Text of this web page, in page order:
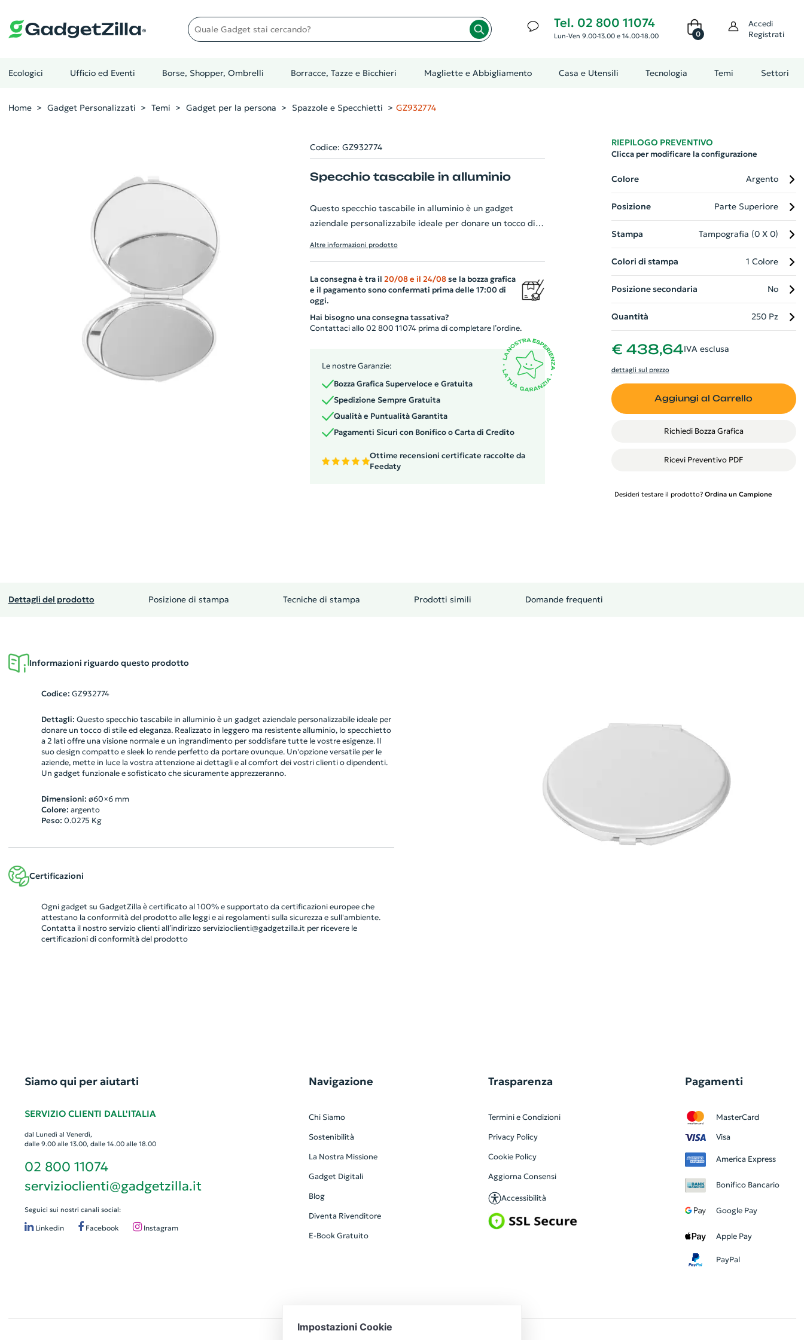
Quale gadget stai cercando? Tel. 02 800 11074
Lun-Ven 9.00-13.00 e 14.00-18.00 0
Accedi
Registrati
Ecologici Ufficio ed Eventi Borse, Shopper, Ombrelli Borracce, Tazze e Bicchieri Magliette e Abbigliamento Casa e Utensili Tecnologia Temi Settori
Home Gadget Personalizzati Temi Gadget per la persona Spazzole e Specchietti GZ932774
Codice: GZ932774
Specchio tascabile in alluminio
Questo specchio tascabile in alluminio è un gadget
aziendale personalizzabile ideale per donare un tocco di
esigenze. Il suo design compatto e sleek lo rende perfetto
da portare ovunque. Un'opzione versatile per le aziende,
mette in luce la vostra attenzione ai dettagli e al comfort
dei vostri clienti o dipendenti. Un gadget funzionale e
Altre informazioni prodotto
La consegna è tra il 20/08 e il 24/08se la bozza grafica
e il pagamento sono confermati prima delle 17:00 di
oggi.
Hai bisogno una consegna tassativa?
Contattaci allo 02 800 11074 prima di completare l’ordine.
Le nostre Garanzie:
Bozza Grafica Superveloce e Gratuita
Spedizione Sempre Gratuita
Qualità e Puntualità Garantita
Pagamenti Sicuri con Bonifico o Carta di Credito
Ottime recensioni certificate raccolte da
Feedaty
RIEPILOGO PREVENTIVO
Clicca per modificare la configurazione
Colore Argento
Posizione Parte Superiore
Stampa Tampografia (0 X 0)
Colori di stampa 1 Colore
Posizione secondaria No
Quantità 250 Pz
€ 438,64IVA esclusa
dettagli sul prezzo
Aggiungi al Carrello
Richiedi Bozza Grafica
Ricevi Preventivo PDF
Desideri testare il prodotto? Ordina un Campione
Dettagli del prodotto Posizione di stampa Tecniche di stampa Prodotti simili Domande frequenti
Informazioni riguardo questo prodotto
Codice: GZ932774
Dettagli: Questo specchio tascabile in alluminio è un gadget aziendale personalizzabile ideale per
donare un tocco di stile ed eleganza. Realizzato in leggero ma resistente alluminio, lo specchietto
a 2 lati offre una visione normale e un ingrandimento per soddisfare tutte le vostre esigenze. Il
suo design compatto e sleek lo rende perfetto da portare ovunque. Un'opzione versatile per le
aziende, mette in luce la vostra attenzione ai dettagli e al comfort dei vostri clienti o dipendenti.
Un gadget funzionale e sofisticato che sicuramente apprezzeranno.
Dimensioni: ø60×6 mm
Colore: argento
Peso: 0.0275 Kg
Certificazioni
Ogni gadget su GadgetZilla è certificato al 100% e supportato da certificazioni europee che
attestano la conformità del prodotto alle leggi e ai regolamenti sulla sicurezza e sull'ambiente.
Contatta il nostro servizio clienti all’indirizzo servizioclienti@gadgetzilla.it per ricevere le
certificazioni di conformità del prodotto
Siamo qui per aiutarti
SERVIZIO CLIENTI DALL'ITALIA
dal Lunedì al Venerdì,
dalle 9.00 alle 13.00, dalle 14.00 alle 18.00
02 800 11074
servizioclienti@gadgetzilla.it
Seguici sui nostri canali social:
Linkedin Facebook Instagram
Navigazione
Chi Siamo
Sostenibilità
La Nostra Missione
Gadget Digitali
Blog
Diventa Rivenditore
E-Book Gratuito
Trasparenza
Termini e Condizioni
Privacy Policy
Cookie Policy
Aggiorna Consensi
Accessibilità
Pagamenti
MasterCard
Visa
America Express
Bonifico Bancario
Google Pay
Apple Pay
PayPal